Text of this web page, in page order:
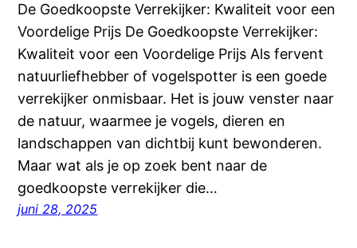
De Goedkoopste Verrekijker: Kwaliteit voor een
Voordelige Prijs De Goedkoopste Verrekijker:
Kwaliteit voor een Voordelige Prijs Als fervent
natuurliefhebber of vogelspotter is een goede
verrekijker onmisbaar. Het is jouw venster naar
de natuur, waarmee je vogels, dieren en
landschappen van dichtbij kunt bewonderen.
Maar wat als je op zoek bent naar de
goedkoopste verrekijker die…
juni 28, 2025